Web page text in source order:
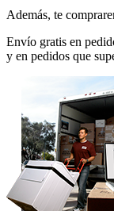
Además, te
Envío gratis en
y en pedidos que